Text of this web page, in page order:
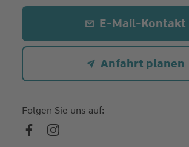
E-Mail-Kontakt
Anfahrt planen
Folgen Sie uns auf: